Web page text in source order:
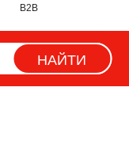
B2B
НАЙТИ